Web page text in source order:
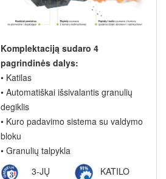
Komplektaciją sudaro 4
pagrindinės dalys:
• Katilas
• Automatiškai išsivalantis granulių
degiklis
• Kuro padavimo sistema su valdymo
bloku
• Granulių talpykla
3-JŲ
KATILO